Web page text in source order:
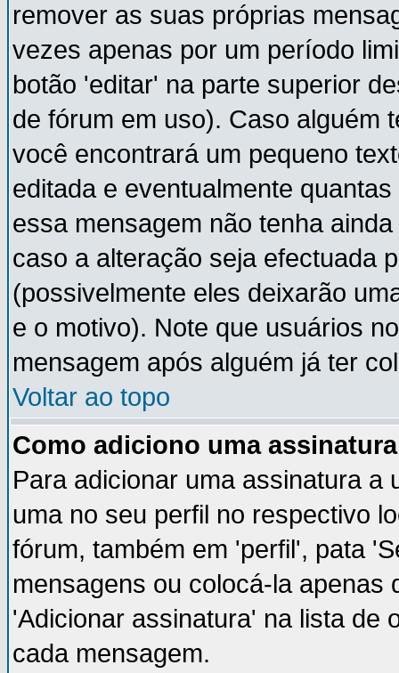
remover as suas próprias
vezes apenas por um período
botão 'editar' na parte superior
de fórum em uso). Caso alguém
você encontrará um pequeno
editada e eventualmente
essa mensagem não tenha
caso a alteração seja efectuada
(possivelmente eles deixarão
e o motivo). Note que usuários
mensagem após alguém já ter
Voltar ao topo
Como adiciono uma
Para adicionar uma assinatura a
uma no seu perfil no respectivo
fórum, também em 'perfil', pata
mensagens ou colocá-la apenas
'Adicionar assinatura' na lista de
cada mensagem.